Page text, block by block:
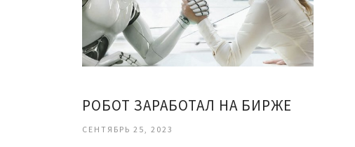
РОБОТ ЗАРАБОТАЛ НА БИРЖЕ
СЕНТЯБРЬ 25, 2023